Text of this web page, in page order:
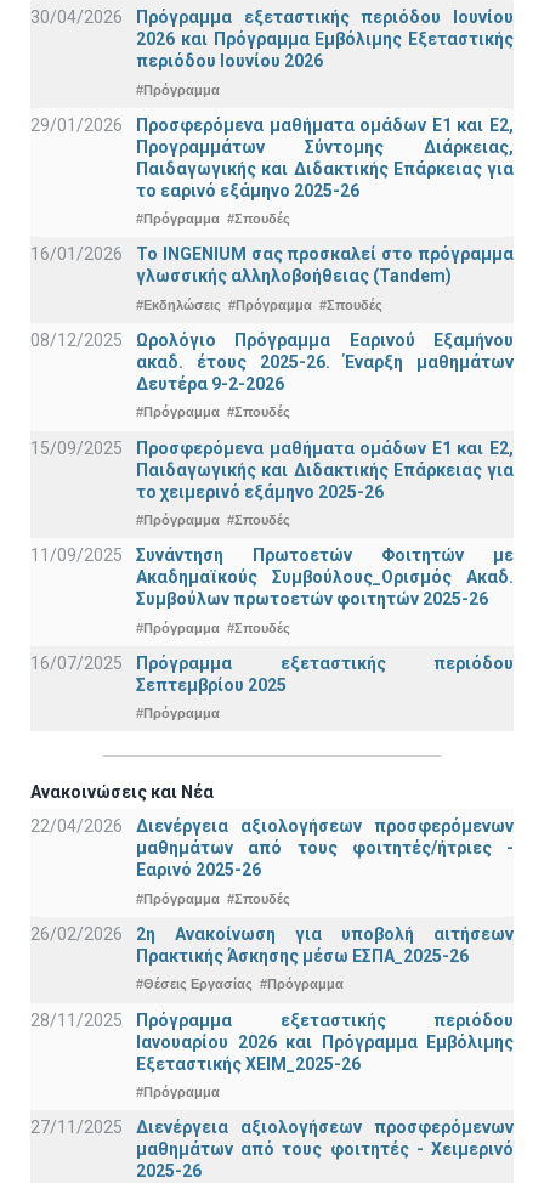
30/04/2026
Πρόγραμμα εξεταστικής περιόδου Ιουνίου
2026 και Πρόγραμμα Εμβόλιμης Εξεταστικής
περιόδου Ιουνίου 2026
#Πρόγραμμα
29/01/2026
Προσφερόμενα μαθήματα ομάδων Ε1 και Ε2,
Προγραμμάτων Σύντομης Διάρκειας,
Παιδαγωγικής και Διδακτικής Επάρκειας για
το εαρινό εξάμηνο 2025-26
#Πρόγραμμα #Σπουδές
16/01/2026
Το INGENIUM σας προσκαλεί στο πρόγραμμα
γλωσσικής αλληλοβοήθειας (Tandem)
#Εκδηλώσεις #Πρόγραμμα #Σπουδές
08/12/2025
Ωρολόγιο Πρόγραμμα Εαρινού Εξαμήνου
ακαδ. έτους 2025-26. Έναρξη μαθημάτων
Δευτέρα 9-2-2026
#Πρόγραμμα #Σπουδές
15/09/2025
Προσφερόμενα μαθήματα ομάδων Ε1 και Ε2,
Παιδαγωγικής και Διδακτικής Επάρκειας για
το χειμερινό εξάμηνο 2025-26
#Πρόγραμμα #Σπουδές
11/09/2025
Συνάντηση Πρωτοετών Φοιτητών με
Ακαδημαϊκούς Συμβούλους_Ορισμός Ακαδ.
Συμβούλων πρωτοετών φοιτητών 2025-26
#Πρόγραμμα #Σπουδές
16/07/2025
Πρόγραμμα εξεταστικής περιόδου
Σεπτεμβρίου 2025
#Πρόγραμμα
Ανακοινώσεις και Νέα
22/04/2026
Διενέργεια αξιολογήσεων προσφερόμενων
μαθημάτων από τους φοιτητές/ήτριες -
Εαρινό 2025-26
#Πρόγραμμα #Σπουδές
26/02/2026
2η Ανακοίνωση για υποβολή αιτήσεων
Πρακτικής Άσκησης μέσω ΕΣΠΑ_2025-26
#Θέσεις Εργασίας #Πρόγραμμα
28/11/2025
Πρόγραμμα εξεταστικής περιόδου
Ιανουαρίου 2026 και Πρόγραμμα Εμβόλιμης
Εξεταστικής ΧΕΙΜ_2025-26
#Πρόγραμμα
27/11/2025
Διενέργεια αξιολογήσεων προσφερόμενων
μαθημάτων από τους φοιτητές - Χειμερινό
2025-26